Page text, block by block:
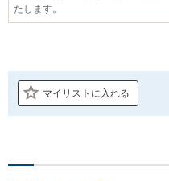
たします。
マイリストに入れる